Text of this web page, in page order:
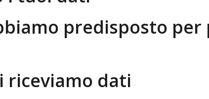
predisposto
riceviamo dati